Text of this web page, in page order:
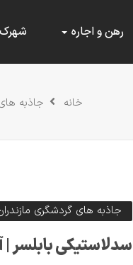
رهن و اجاره
خانه جاذبه
جاذبه های گردشگری
سدلاستیکی بابلسر